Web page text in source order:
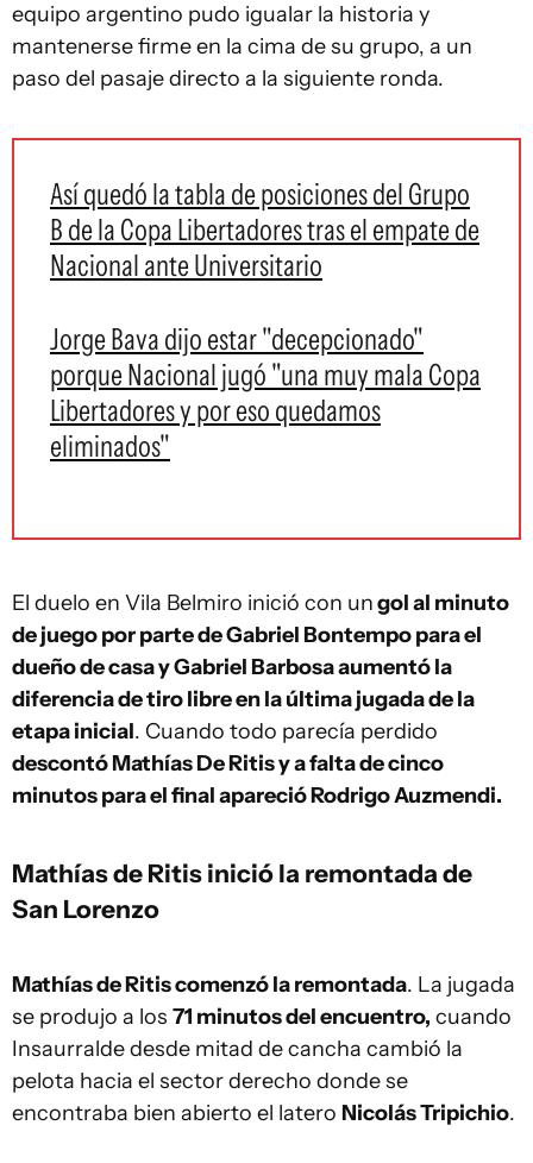
equipo argentino pudo igualar la historia y
mantenerse firme en la cima de su grupo, a un
paso del pasaje directo a la siguiente ronda.
Así quedó la tabla de posiciones del Grupo
B de la Copa Libertadores tras el empate de
Nacional ante Universitario
Jorge Bava dijo estar "decepcionado"
porque Nacional jugó "una muy mala Copa
Libertadores y por eso quedamos
eliminados"
El duelo en Vila Belmiro inició con ungol al minuto
de juego por parte de Gabriel Bontempo para el
dueño de casa y Gabriel Barbosa aumentó la
diferencia de tiro libre en la última jugada de la
etapa inicial. Cuando todo parecía perdido
descontó Mathías De Ritis y a falta de cinco
minutos para el final apareció Rodrigo Auzmendi.
Mathías de Ritis inició la remontada de
San Lorenzo
Mathías de Ritis comenzó la remontada. La jugada
se produjo a los 71 minutos del encuentro, cuando
Insaurralde desde mitad de cancha cambió la
pelota hacia el sector derecho donde se
encontraba bien abierto el latero Nicolás Tripichio.